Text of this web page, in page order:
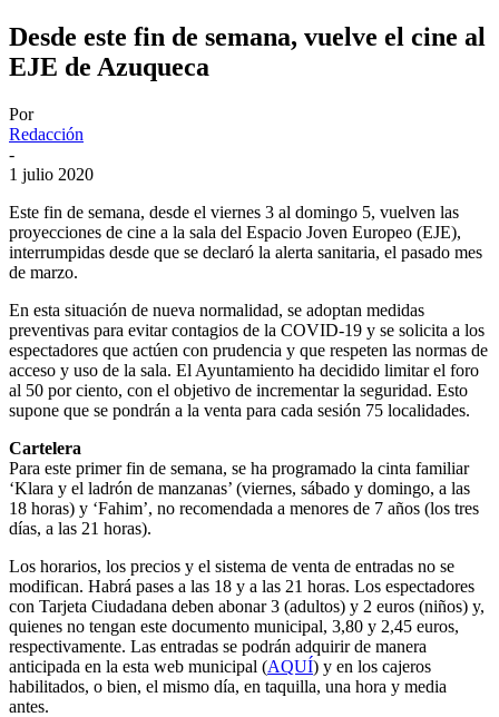
Desde este fin de semana, vuelve el cine al
EJE de Azuqueca
Por
Redacción
-
1 julio 2020
Este fin de semana, desde el viernes 3 al domingo 5, vuelven las
proyecciones de cine a la sala del Espacio Joven Europeo (EJE),
interrumpidas desde que se declaró la alerta sanitaria, el pasado mes
de marzo.
En esta situación de nueva normalidad, se adoptan medidas
preventivas para evitar contagios de la COVID-19 y se solicita a los
espectadores que actúen con prudencia y que respeten las normas de
acceso y uso de la sala. El Ayuntamiento ha decidido limitar el foro
al 50 por ciento, con el objetivo de incrementar la seguridad. Esto
supone que se pondrán a la venta para cada sesión 75 localidades.
Cartelera
Para este primer fin de semana, se ha programado la cinta familiar
‘Klara y el ladrón de manzanas’ (viernes, sábado y domingo, a las
18 horas) y ‘Fahim’, no recomendada a menores de 7 años (los tres
días, a las 21 horas).
Los horarios, los precios y el sistema de venta de entradas no se
modifican. Habrá pases a las 18 y a las 21 horas. Los espectadores
con Tarjeta Ciudadana deben abonar 3 (adultos) y 2 euros (niños) y,
quienes no tengan este documento municipal, 3,80 y 2,45 euros,
respectivamente. Las entradas se podrán adquirir de manera
anticipada en la esta web municipal (AQUÍ) y en los cajeros
habilitados, o bien, el mismo día, en taquilla, una hora y media
antes.